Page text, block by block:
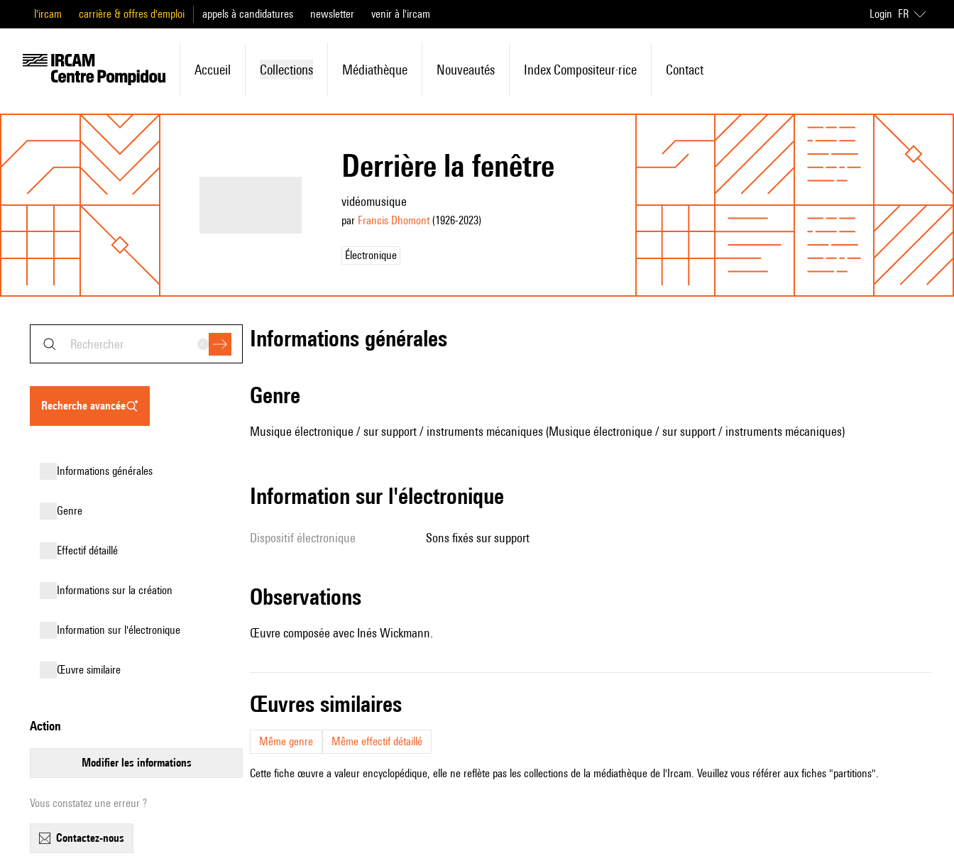
l'ircam carrière & offres d'emploi appels à candidatures newsletter venir à l'ircam Login FR
Accueil Collections Médiathèque Nouveautés Index Compositeur·rice Contact
Derrière la fenêtre
vidéomusique
par Francis Dhomont(1926-2023)
Électronique
recherche avancée
informations générales
genre
effectif détaillé
informations sur la création
Information sur l'électronique
œuvre similaire
action
modifier les informations
Vous constatez une erreur ?
contactez-nous
informations générales
genre
Musique électronique / sur support / instruments mécaniques (Musique électronique / sur support / instruments mécaniques)
Information sur l'électronique
Dispositif électronique sons fixés sur support
observations
Œuvre composée avec Inés Wickmann.
œuvres similaires
Même genre Même effectif détaillé
Cette fiche œuvre a valeur encyclopédique, elle ne reflète pas les collections de la médiathèque de l'Ircam. Veuillez vous référer aux fiches "partitions".